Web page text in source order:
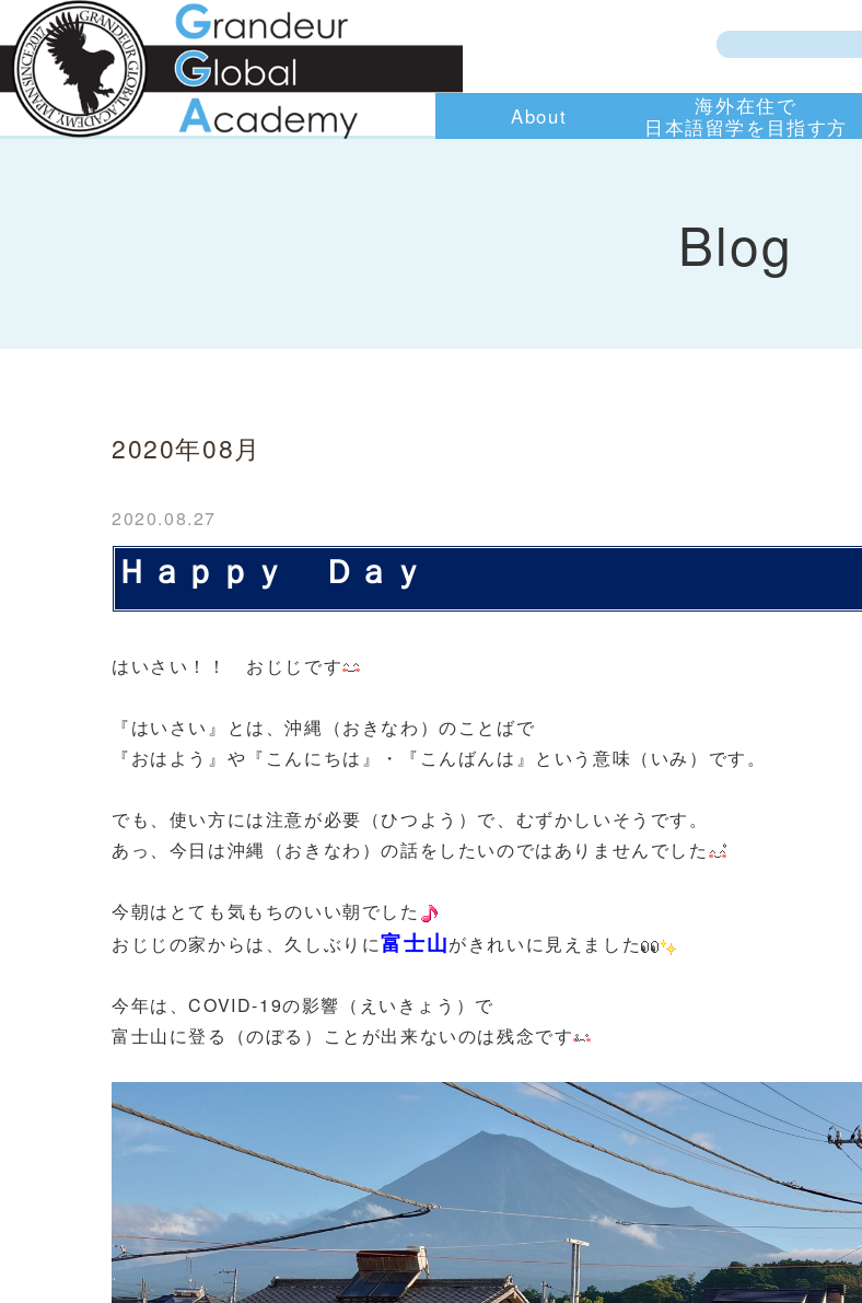
About
海外在住で
日本語留学を目指す方
Blog
2020年08月
2020.08.27
Ｈａｐｐｙ Ｄａｙ
はいさい！！ おじじです
『はいさい』とは、沖縄（おきなわ）のことばで
『おはよう』や『こんにちは』・『こんばんは』という意味（いみ）です。
でも、使い方には注意が必要（ひつよう）で、むずかしいそうです。
あっ、今日は沖縄（おきなわ）の話をしたいのではありませんでした
今朝はとても気もちのいい朝でした
おじじの家からは、久しぶりに富士山がきれいに見えました
今年は、COVID-19の影響（えいきょう）で
富士山に登る（のぼる）ことが出来ないのは残念です